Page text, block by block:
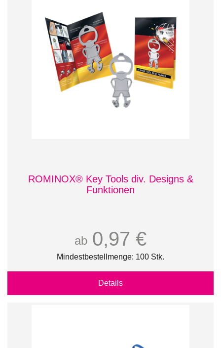
ROMINOX® Key Tools div. Designs &
Funktionen
ab 0,97 €
Mindestbestellmenge: 100 Stk.
Details